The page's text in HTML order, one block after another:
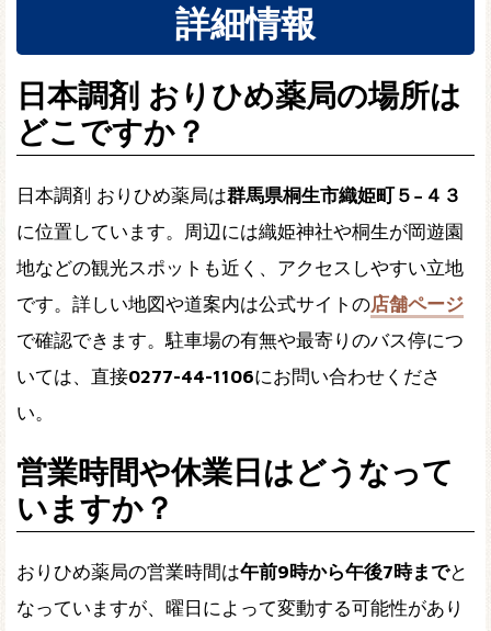
詳細情報
日本調剤 おりひめ薬局の場所は
どこですか？
日本調剤 おりひめ薬局は群馬県桐生市織姫町５−４３
に位置しています。周辺には織姫神社や桐生が岡遊園
地などの観光スポットも近く、アクセスしやすい立地
です。詳しい地図や道案内は公式サイトの店舗ページ
で確認できます。駐車場の有無や最寄りのバス停につ
いては、直接0277-44-1106にお問い合わせくださ
い。
営業時間や休業日はどうなって
いますか？
おりひめ薬局の営業時間は午前9時から午後7時までと
なっていますが、曜日によって変動する可能性があり